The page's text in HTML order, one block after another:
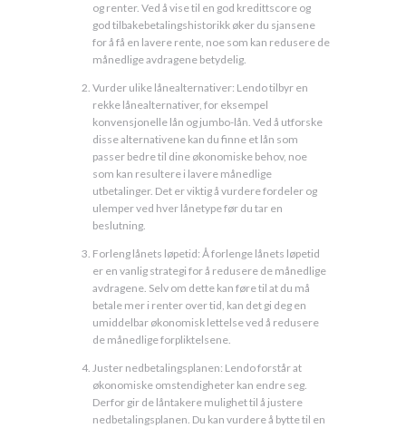
og renter. Ved å vise til en god kredittscore og
god tilbakebetalingshistorikk øker du sjansene
for å få en lavere rente, noe som kan redusere de
månedlige avdragene betydelig.
Vurder ulike lånealternativer: Lendo tilbyr en
rekke lånealternativer, for eksempel
konvensjonelle lån og jumbo-lån. Ved å utforske
disse alternativene kan du finne et lån som
passer bedre til dine økonomiske behov, noe
som kan resultere i lavere månedlige
utbetalinger. Det er viktig å vurdere fordeler og
ulemper ved hver lånetype før du tar en
beslutning.
Forleng lånets løpetid: Å forlenge lånets løpetid
er en vanlig strategi for å redusere de månedlige
avdragene. Selv om dette kan føre til at du må
betale mer i renter over tid, kan det gi deg en
umiddelbar økonomisk lettelse ved å redusere
de månedlige forpliktelsene.
Juster nedbetalingsplanen: Lendo forstår at
økonomiske omstendigheter kan endre seg.
Derfor gir de låntakere mulighet til å justere
nedbetalingsplanen. Du kan vurdere å bytte til en